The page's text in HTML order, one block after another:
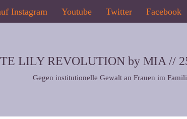
Instagram Youtube Twitter Facebook
LILY REVOLUTION by MIA //
Gegen institutionelle Gewalt an Frauen im